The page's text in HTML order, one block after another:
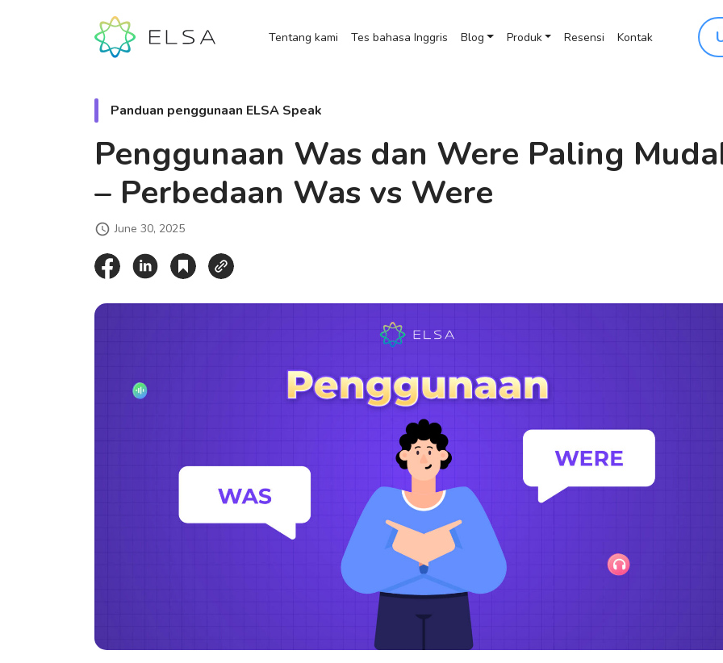
Tentang kami Tes bahasa Inggris Blog Produk Resensi Kontak
Panduan penggunaan ELSA Speak
Penggunaan Was dan Were Paling
– Perbedaan Was vs Were
June 30, 2025